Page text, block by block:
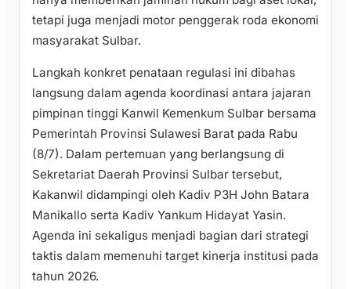
tetapi juga menjadi motor penggerak roda ekonomi
masyarakat Sulbar.
Langkah konkret penataan regulasi ini dibahas
langsung dalam agenda koordinasi antara jajaran
pimpinan tinggi Kanwil Kemenkum Sulbar bersama
Pemerintah Provinsi Sulawesi Barat pada Rabu
(8/7). Dalam pertemuan yang berlangsung di
Sekretariat Daerah Provinsi Sulbar tersebut,
Kakanwil didampingi oleh Kadiv P3H John Batara
Manikallo serta Kadiv Yankum Hidayat Yasin.
Agenda ini sekaligus menjadi bagian dari strategi
taktis dalam memenuhi target kinerja institusi pada
tahun 2026.